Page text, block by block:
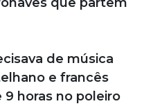
de música
e francês
horas no poleiro